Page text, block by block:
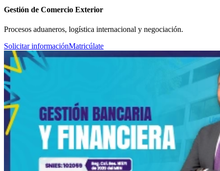
Gestión de Comercio Exterior
Procesos aduaneros, logística internacional y negociación.
Solicitar informaciónMatricúlate